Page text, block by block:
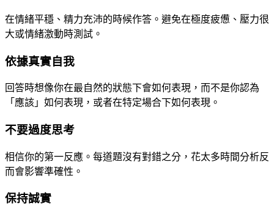
在情緒平穩、精力充沛的時候作答。避免在極度疲憊、壓力很
大或情緒激動時測試。
依據真實自我
回答時想像你在最自然的狀態下會如何表現，而不是你認為
「應該」如何表現，或者在特定場合下如何表現。
不要過度思考
相信你的第一反應。每道題沒有對錯之分，花太多時間分析反
而會影響準確性。
保持誠實